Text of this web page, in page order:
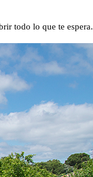
todo lo que te espera.